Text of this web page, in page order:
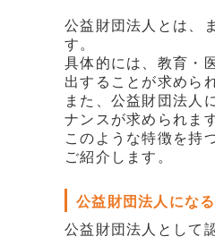
公益財団法人とは、
す。
具体的には、教育・
出することが求めら
また、公益財団法人
ナンスが求められます
このような特徴を持
ご紹介します。
公益財団法人にな
公益財団法人として